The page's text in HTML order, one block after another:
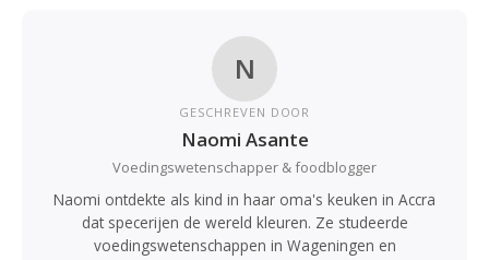
N
GESCHREVEN DOOR
Naomi Asante
Voedingswetenschapper & foodblogger
Naomi ontdekte als kind in haar oma's keuken in Accra
dat specerijen de wereld kleuren. Ze studeerde
voedingswetenschappen in Wageningen en